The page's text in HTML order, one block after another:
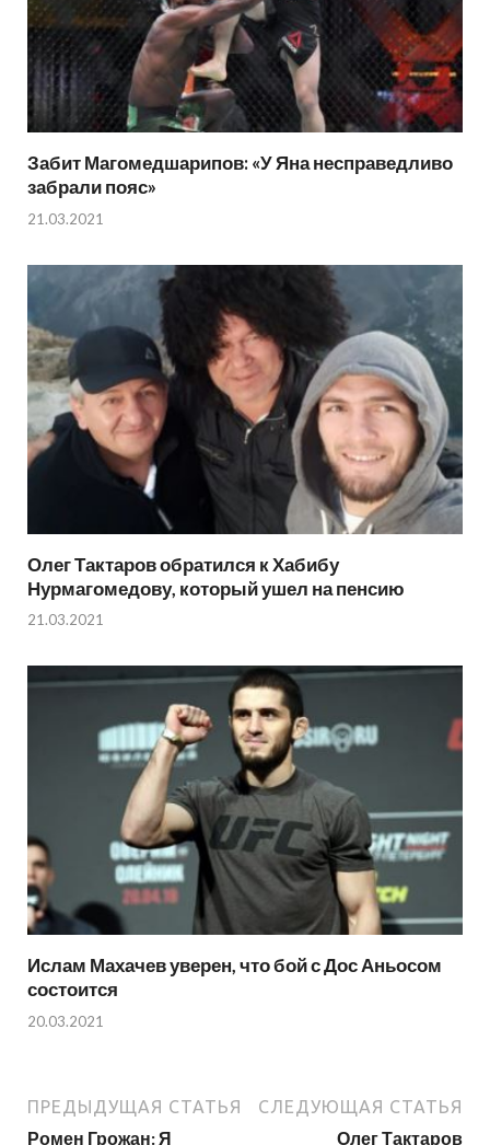
Забит Магомедшарипов: «У Яна несправедливо
забрали пояс»
21.03.2021
Олег Тактаров обратился к Хабибу
Нурмагомедову, который ушел на пенсию
21.03.2021
Ислам Махачев уверен, что бой с Дос Аньосом
состоится
20.03.2021
ПРЕДЫДУЩАЯ СТАТЬЯ
Ромен Грожан: Я
СЛЕДУЮЩАЯ СТАТЬЯ
Олег Тактаров